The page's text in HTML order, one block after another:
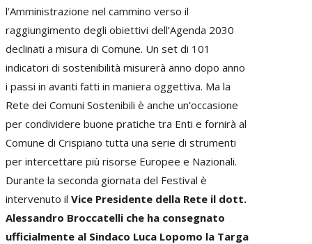
l’Amministrazione nel cammino verso il
raggiungimento degli obiettivi dell’Agenda 2030
declinati a misura di Comune. Un set di 101
indicatori di sostenibilità misurerà anno dopo anno
i passi in avanti fatti in maniera oggettiva. Ma la
Rete dei Comuni Sostenibili è anche un’occasione
per condividere buone pratiche tra Enti e fornirà al
Comune di Crispiano tutta una serie di strumenti
per intercettare più risorse Europee e Nazionali.
Durante la seconda giornata del Festival è
intervenuto il Vice Presidente della Rete il dott.
Alessandro Broccatelli che ha consegnato
ufficialmente al Sindaco Luca Lopomo la Targa